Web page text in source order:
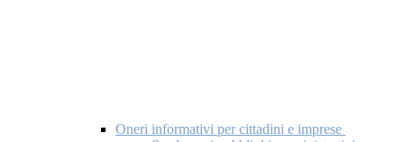
Oneri informativi per cittadini e imprese